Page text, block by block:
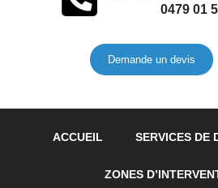
0479 01
Demande un devis
ACCUEIL SERVICES DE
ZONES